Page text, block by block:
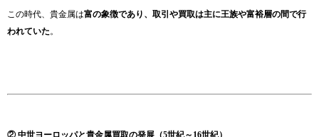
この時代、貴金属は富の象徴であり、取引や買取は主に王族や富裕層の間で行
われていた。